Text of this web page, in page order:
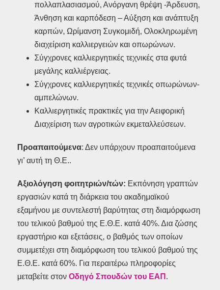
πολλαπλασιασμού, Ανόργανη θρέψη -Άρδευση,
Άνθηση και καρπόδεση – Αύξηση και ανάπτυξη
καρπών, Ωρίμανση Συγκομιδή, Ολοκληρωμένη
διαχείριση καλλιεργειών και οπωρώνων.
Σύγχρονες καλλιεργητικές τεχνικές στα φυτά
μεγάλης καλλιέργειας.
Σύγχρονες καλλιεργητικές τεχνικές οπωρώνων-
αμπελώνων.
Καλλιεργητικές πρακτικές για την Αειφορική
Διαχείριση των αγροτικών εκμεταλλεύσεων.
Προαπαιτούμενα: Δεν υπάρχουν προαπαιτούμενα
γι’ αυτή τη Θ.Ε..
Αξιολόγηση φοιτητριών/τών: Εκπόνηση γραπτών
εργασιών κατά τη διάρκεια του ακαδημαϊκού
εξαμήνου με συντελεστή βαρύτητας στη διαμόρφωση
του τελικού βαθμού της Ε.Θ.Ε. κατά 40%. Δια ζώσης
εργαστήριο και εξετάσεις, ο βαθμός των οποίων
συμμετέχει στη διαμόρφωση του τελικού βαθμού της
Ε.Θ.Ε. κατά 60%. Για περαιτέρω πληροφορίες
μεταβείτε στον Οδηγό Σπουδών του ΕΑΠ .